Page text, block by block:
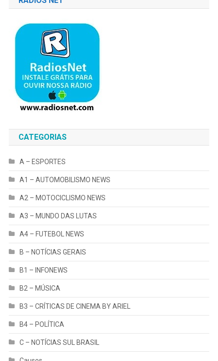
CATEGORIAS
A – ESPORTES
A1 – AUTOMOBILISMO NEWS
A2 – MOTOCICLISMO NEWS
A3 – MUNDO DAS LUTAS
A4 – FUTEBOL NEWS
B – NOTÍCIAS GERAIS
B1 – INFONEWS
B2 – MÚSICA
B3 – CRÍTICAS DE CINEMA BY ARIEL
B4 – POLÍTICA
C – NOTÍCIAS SUL BRASIL